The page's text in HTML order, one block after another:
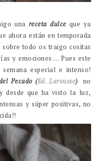
una receta dulce que ya
ahora están en temporada
todo os traigo cositas
y emociones … Pues este
especial e intenso!
Pecado (Ed. Larousse)
no
desde que ha visto la luz,
y súper positivas, no